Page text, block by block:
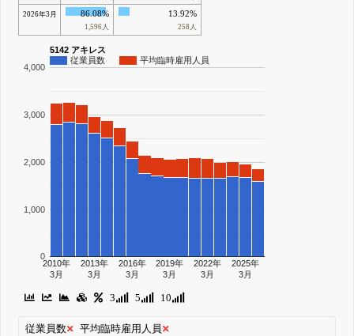
2026年3月 86.08%
1,596人
13.92%
258人
5142 アキレス
従業員数
平均臨時雇用人員
2010年
3月
2013年
3月
2016年
3月
2019年
3月
2022年
3月
2025年
3月
0
1,000
2,000
3,000
4,000
3 5 10
従業員数 平均臨時雇用人員